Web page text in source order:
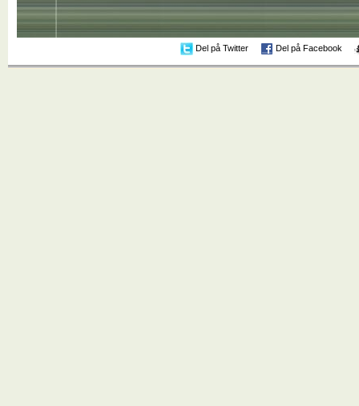
Del på Twitter Del på Facebook